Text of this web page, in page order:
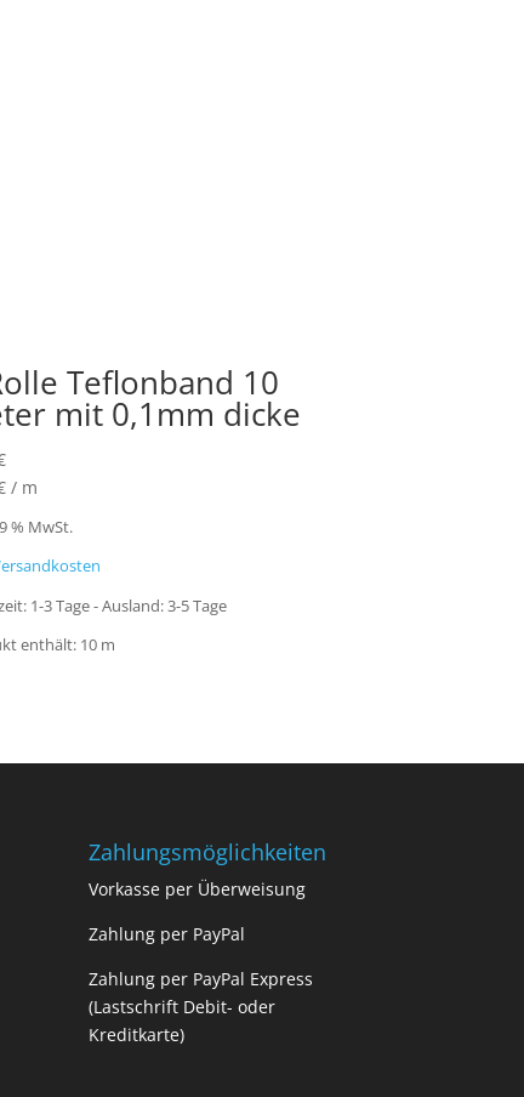
Teflonband 10
mit 0,1mm dicke
/ m
% MwSt.
1-3 Tage - Ausland: 3-5 Tage
enthält: 10 m
Zahlungsmöglichkeiten
Vorkasse per Überweisung
Zahlung per PayPal
Zahlung per PayPal Express
(Lastschrift Debit- oder
Kreditkarte)